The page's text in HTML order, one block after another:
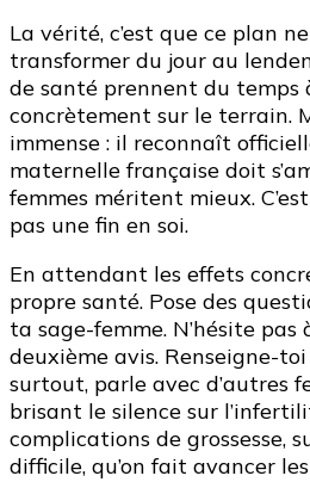
La vérité, c’est que ce plan
transformer du jour au
de santé prennent du temps
concrètement sur le terrain.
immense : il reconnaît
maternelle française doit
femmes méritent mieux.
pas une fin en soi.
En attendant les effets
propre santé. Pose des
ta sage-femme. N’hésite pas
deuxième avis. Renseigne-
surtout, parle avec d’autres
brisant le silence sur
complications de grossesse,
difficile, qu’on fait avancer les